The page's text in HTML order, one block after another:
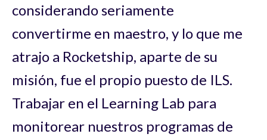
considerando seriamente
convertirme en maestro, y lo que me
atrajo a Rocketship, aparte de su
misión, fue el propio puesto de ILS.
Trabajar en el Learning Lab para
monitorear nuestros programas de